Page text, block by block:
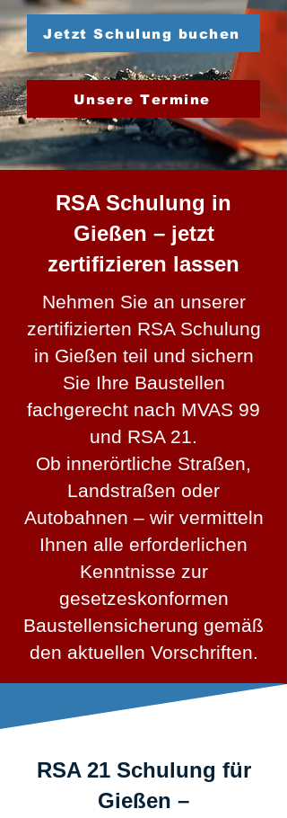
Jetzt Schulung buchen
Unsere Termine
RSA Schulung in
Gießen – jetzt
zertifizieren lassen
Nehmen Sie an unserer
zertifizierten RSA Schulung
in Gießen teil und sichern
Sie Ihre Baustellen
fachgerecht nach MVAS 99
und RSA 21.
Ob innerörtliche Straßen,
Landstraßen oder
Autobahnen – wir vermitteln
Ihnen alle erforderlichen
Kenntnisse zur
gesetzeskonformen
Baustellensicherung gemäß
den aktuellen Vorschriften.
RSA 21 Schulung für
Gießen –